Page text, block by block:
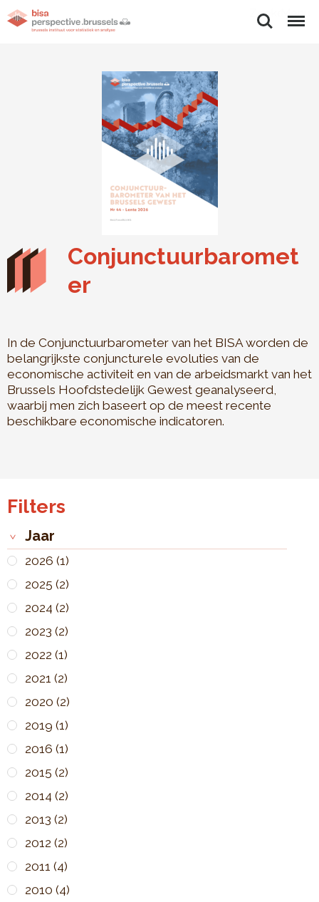
ZoekenMenu
Conjunctuurbaromet
er
In de Conjunctuurbarometer van het BISA worden de
belangrijkste conjuncturele evoluties van de
economische activiteit en van de arbeidsmarkt van het
Brussels Hoofdstedelijk Gewest geanalyseerd,
waarbij men zich baseert op de meest recente
beschikbare economische indicatoren.
Filters
Jaar
2026 (1)
2025 (2)
2024 (2)
2023 (2)
2022 (1)
2021 (2)
2020 (2)
2019 (1)
2016 (1)
2015 (2)
2014 (2)
2013 (2)
2012 (2)
2011 (4)
2010 (4)